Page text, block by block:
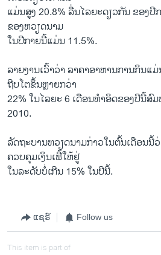
ແມ່ນສູງ 20.8% ລື່ນໄລຍະດຽວກັນ ຂອງປີ
ຂອງຫວຽດນາມ
ໃນປີກາຍນີ້ແມ່ນ 11.5%.
ລາຍງານເວົ້າວ່າ ລາຄາອາຫານການກິນ
ຖີບໂຕຂຶ້ນຫຼາຍກວ່າ
22% ໃນໄລຍະ 6 ເດືອນທຳອິດຂອງປີນີ້ສົ
2010.
ລັດຖະບານຫວຽດນາມກ່າວໃນຕົ້ນເດືອນນີ້
ຄວບຄຸມເງິນເຟີ້ໃຫ້ຢູ່
ໃນລະດັບບໍ່ເກີນ 15% ໃນປີນີ້.
ແຊຣ໌ Follow us
This item is part of